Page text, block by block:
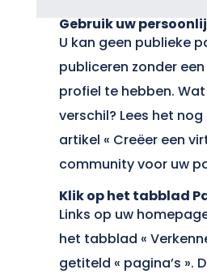
Gebruik uw
U kan geen publieke
publiceren zonder
profiel te hebben.
verschil? Lees het
artikel « Creëer een
community voor uw
Klik op het tabblad
Links op uw
het tabblad «
getiteld « pagina’s ».